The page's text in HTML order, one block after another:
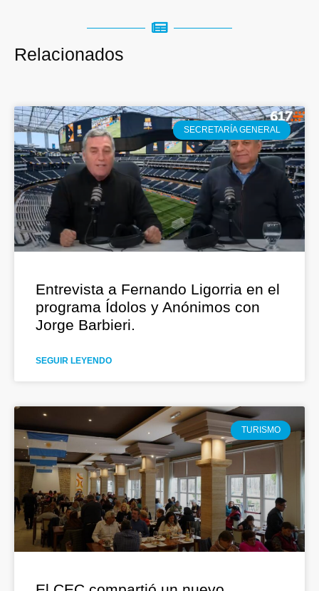
Relacionados
SECRETARÍA GENERAL
Entrevista a Fernando Ligorria en el
programa Ídolos y Anónimos con
Jorge Barbieri.
SEGUIR LEYENDO
TURISMO